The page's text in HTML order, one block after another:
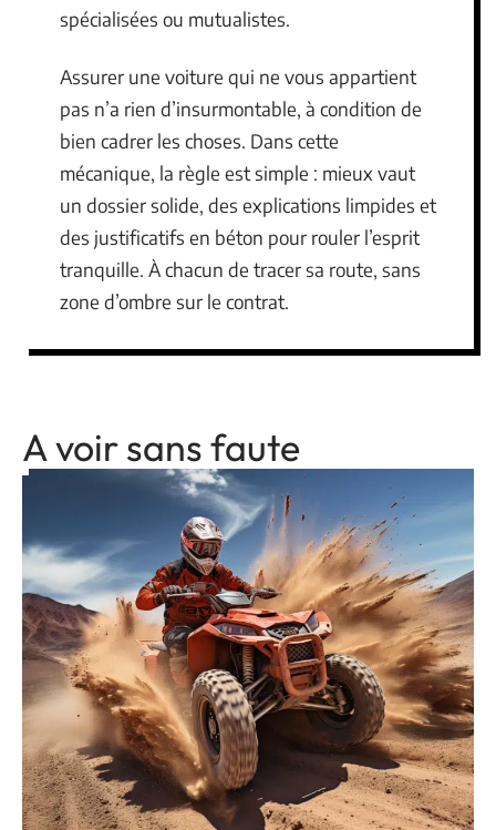
spécialisées ou mutualistes.
Assurer une voiture qui ne vous appartient
pas n’a rien d’insurmontable, à condition de
bien cadrer les choses. Dans cette
mécanique, la règle est simple : mieux vaut
un dossier solide, des explications limpides et
des justificatifs en béton pour rouler l’esprit
tranquille. À chacun de tracer sa route, sans
zone d’ombre sur le contrat.
A voir sans faute